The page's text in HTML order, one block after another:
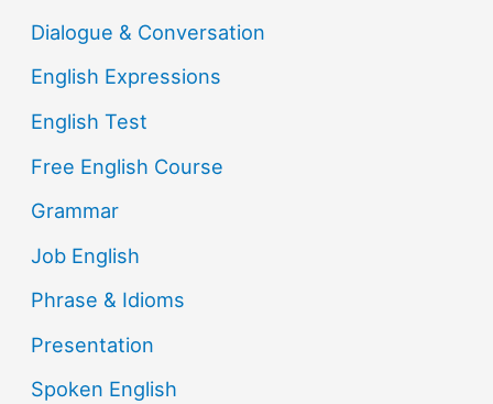
Dialogue & Conversation
English Expressions
English Test
Free English Course
Grammar
Job English
Phrase & Idioms
Presentation
Spoken English